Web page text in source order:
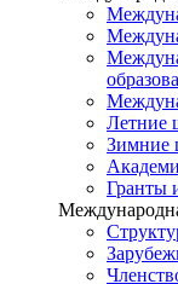
Летние
Зимние
Гранты